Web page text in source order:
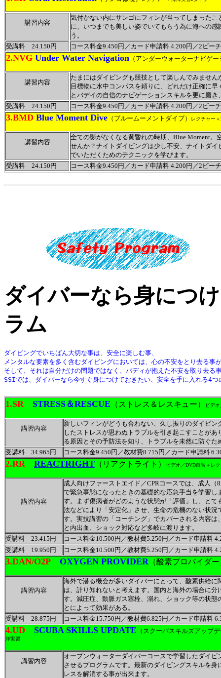
講習内容
気付かない内にサンゴにフィンが当ってしまった
に、いつまでも美しい姿でいてもらう為に海への
う。
受講料 24.150円
コース料金9.450円／カード申請料 4.200円／2
2.NVG Under Water Navigation （アンダーウォーターナビゲ
講習内容
たまにはダイビングも競技として楽しんでみません
目標物に水中コンパスを頼りに、どれだけ正確に
とバデイの自信のナビゲーションスキルを更に磨
受講料 24.150円
コース料金9.450円／カード申請料 4.200円／2ビー
3.BMD Blue Moment Dive （ブルームーメントダイブ） レクチャー
講習内容
全ての影がなくなる黄昏れの時期、Blue Moment
せんか？ナイトダイビングは少し不安、ナイトダ
でいただくためのテクニックを学びます。
受講料 24.150円
コース料金9.450円／カード申請料 4.200円／2ビー
ダイバーなら身につ
ラム
ダイビングでいちばん大切な事は、安全に楽しむ事、
メンタルな要素を多く含むダイビングにおいては、心の不安をとり去る事
そして、それは自分だけの問題ではなく、バディが抱えた不安を取り去る
SSIでは、ダイバーなら今すぐ身につけておきたい、安全を手に入れる4
1.SR STRESS＆RESCUE （ストレス＆レスキュー） ビデ
講習内容
新しいフィンがどうも合わない、久し振りのダイビ
したストレスが思わぬトラブルを引き起こすことが
る原因とその予防法を知り、トラブルを未然に防ぐ
受講料 34.965円
コース料金9.450円／教材費8.715円／カード申請料
2.RR REACTRIGHT （リアクトライト） ビデオ／DVD自習＋レ
講習内容
成人向けファーストエイド／CPRコースでは、成人
で緊急事態になったときの基礎的な応急手当を学習
す。まず傷病者がどのような状態が「評価」し、と
法などにより「安定化」させ、生命の危機のない状
す。実技講習の「コーチング」でカバーされる内容は
と内出血、ショック対応など多岐に渡ります。
受講料 23.415円
コース料金10.500円／教材費5.250円／カード申請料
受講料 19.950円
コース料金10.500円／教材費5.250円／カード申請料
3.DAN/O2P OXYGEN PROVIDER （酸素プロバイダ
講習内容
海外で潜る機会が多いダイバーにとって、酸素供給
は、計り知れないと考えます。国内と海外の場合に
す。減圧症、動脈ガス塞栓、溺れ、ショック等の状
とによって効果がある。
受講料 28.875円
コース料金15.750円／教材費6.825円／カード申請料
4.UD SCUBA SKILLS UPDATE （スクーバスキルズアップ
洋実習
講習内容
オープンウォーターダイバーコースで学習したダイ
させるプログラムです。最新のダイビングスキルを
レスを解消する事が出来ます。